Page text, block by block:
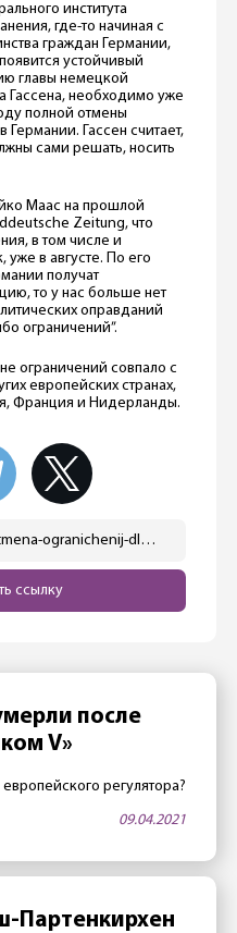
института
где-то начиная с
граждан Германии,
устойчивый
главы немецкой
Гассена, необходимо уже
полной отмены
Гассен считает,
сами решать, носить
Маас на прошлой
Zeitung, что
в том числе и
в августе. По его
получат
то у нас больше нет
оправданий
ограничений”.
ограничений совпало с
европейских странах,
Франция и Нидерланды.
https://ostwest.tv/news/otmena-ogranichenij-dlya-privityh-ne-za-gorami/
ссылку
после
V»
регулятора?
09.04.2021
Партенкирхен